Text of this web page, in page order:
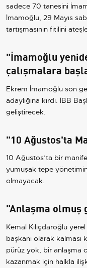
sadece 70 tanesini
İmamoğlu, 29 Mayıs
tartışmasının fitilini
"İmamoğlu
çalışmalara
Ekrem İmamoğlu son
adaylığına kırdı. İBB
geliştirecek.
"10 Ağustos'ta
10 Ağustos’ta bir
yumuşak tepe
olmayacak.
"Anlaşma olmuş
Kemal Kılıçdaroğlu
başkanı olarak
pürüz yok, bir anlaşma
kazanmak için halkla